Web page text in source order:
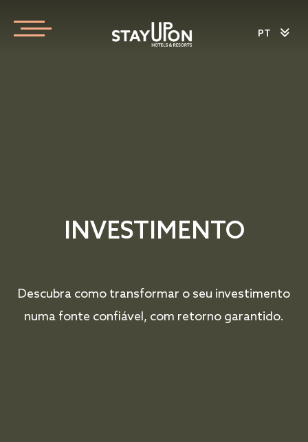
PT
INVESTIMENTO
Descubra como transformar o seu investimento
numa fonte confiável, com retorno garantido.